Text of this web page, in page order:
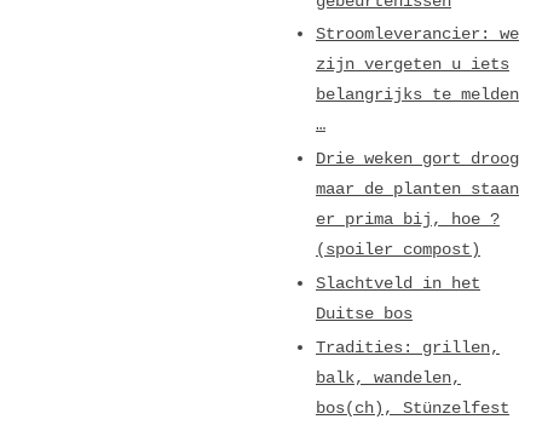
Stroomleverancier: we
zijn vergeten u iets
belangrijks te melden
…
Drie weken gort droog
maar de planten staan
er prima bij, hoe ?
(spoiler compost)
Slachtveld in het
Duitse bos
Tradities: grillen,
balk, wandelen,
bos(ch), Stünzelfest